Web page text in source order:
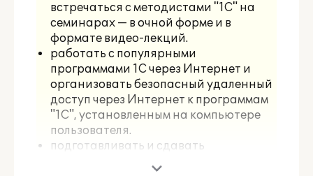
встречаться с методистами "1С" на
семинарах — в очной форме и в
формате видео-лекций.
работать с популярными
программами 1С через Интернет и
организовать безопасный удаленный
доступ через Интернет к программам
"1С", установленным на компьютере
пользователя.
подготавливать и сдавать